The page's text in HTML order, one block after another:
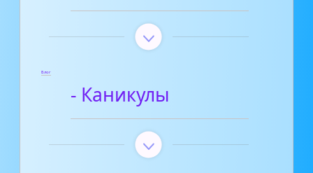
Блог
- Каникулы